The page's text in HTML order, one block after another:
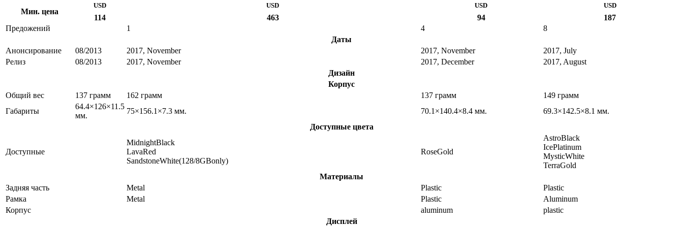
Мин. цена
USD
114
USD
463
USD
94
USD
187
Предожений
1 4
8
Даты
Анонсирование
08/2013 2017, November 2017, November
2017, July
Релиз
08/2013 2017, November 2017, December
2017, August
Дизайн
Корпус
Общий вес
137 грамм 162 грамм 137 грамм
149 грамм
Габариты
64.4×126×11.5
мм.
75×156.1×7.3 мм. 70.1×140.4×8.4 мм.
69.3×142.5×8.1 мм.
Доступные цвета
Доступные
MidnightBlack
LavaRed
SandstoneWhite(128/8GBonly)
RoseGold
AstroBlack
IcePlatinum
MysticWhite
TerraGold
Материалы
Задняя часть
Metal Plastic
Plastic
Рамка
Metal Plastic
Aluminum
Корпус
aluminum
plastic
Дисплей